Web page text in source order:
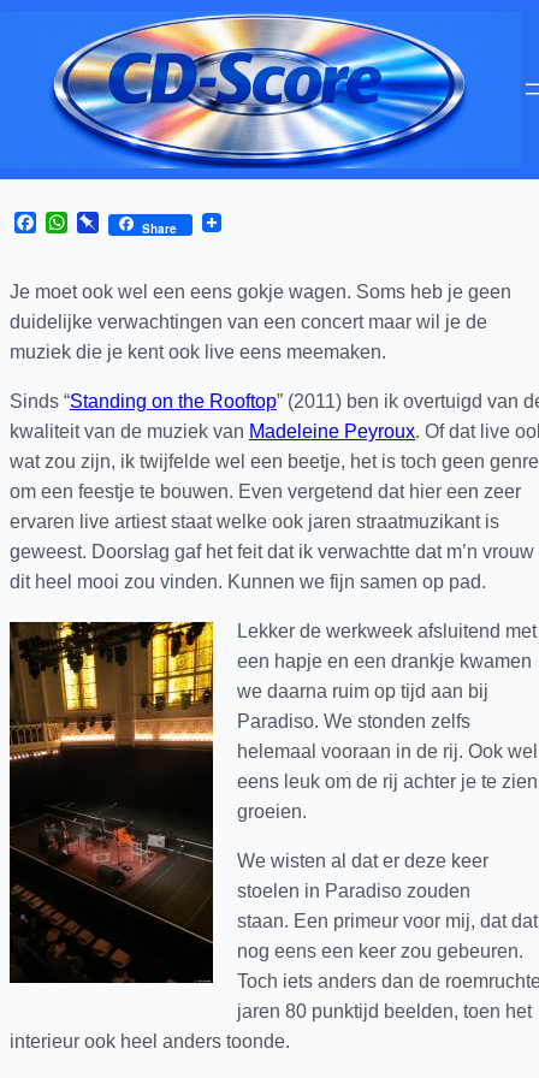
Facebook
WhatsApp
Pinboard
Share
Je moet ook wel een eens gokje wagen. Soms heb je geen
duidelijke verwachtingen van een concert maar wil je de
muziek die je kent ook live eens meemaken.
Sinds “Standing on the Rooftop” (2011) ben ik overtuigd van
kwaliteit van de muziek van Madeleine Peyroux. Of dat live
wat zou zijn, ik twijfelde wel een beetje, het is toch geen genre
om een feestje te bouwen. Even vergetend dat hier een zeer
ervaren live artiest staat welke ook jaren straatmuzikant is
geweest. Doorslag gaf het feit dat ik verwachtte dat m’n vrouw
dit heel mooi zou vinden. Kunnen we fijn samen op pad.
Lekker de werkweek afsluitend met
een hapje en een drankje kwamen
we daarna ruim op tijd aan bij
Paradiso. We stonden zelfs
helemaal vooraan in de rij. Ook wel
eens leuk om de rij achter je te zien
groeien.
We wisten al dat er deze keer
stoelen in Paradiso zouden
staan. Een primeur voor mij, dat dat
nog eens een keer zou gebeuren.
Toch iets anders dan de
jaren 80 punktijd beelden, toen het
interieur ook heel anders toonde.